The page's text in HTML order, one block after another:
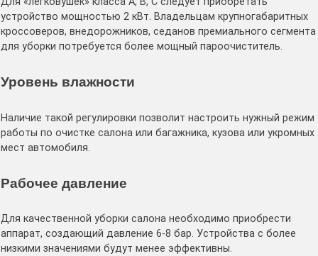
устройство мощностью 2 кВт. Владельцам крупногабаритных
кроссоверов, внедорожников, седанов премиального сегмента
для уборки потребуется более мощный пароочиститель.
Уровень влажности
Наличие такой регулировки позволит настроить нужный режим
работы по очистке салона или багажника, кузова или укромных
мест автомобиля.
Рабочее давление
Для качественной уборки салона необходимо приобрести
аппарат, создающий давление 6-8 бар. Устройства с более
низкими значениями будут менее эффективны.